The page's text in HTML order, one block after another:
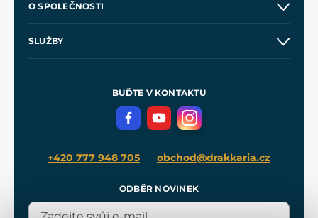
Velkoobchod
O SPOLEČNOSTI
SLUŽBY
Meče pro Kingdom Come
BUĎTE V KONTAKTU
+420 777 948 705 obchod@drakkaria.cz
ODBĚR NOVINEK